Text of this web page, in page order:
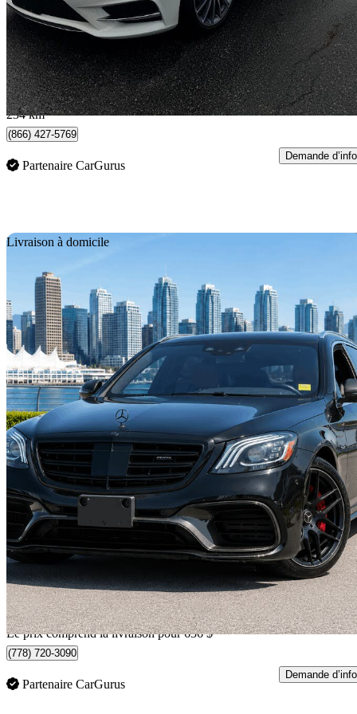
40 995 $ Bonne
702 $/mois env.
Coquitlam, BC
234 km
(866) 427-5769
Partenaire CarGurus
Demande d’info
Livraison à domicile
2018 Mercedes-Benz S-Class
S 63 AMG 4MATIC AWD68 427 km
80 631 $ Bonne
1 396 $/mois env.
Livraison à domicile de Richmond, BC
Le prix comprend la livraison pour 636 $
(778) 720-3090
Partenaire CarGurus
Demande d’info